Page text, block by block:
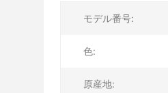
モデル番号:
色:
原産地: